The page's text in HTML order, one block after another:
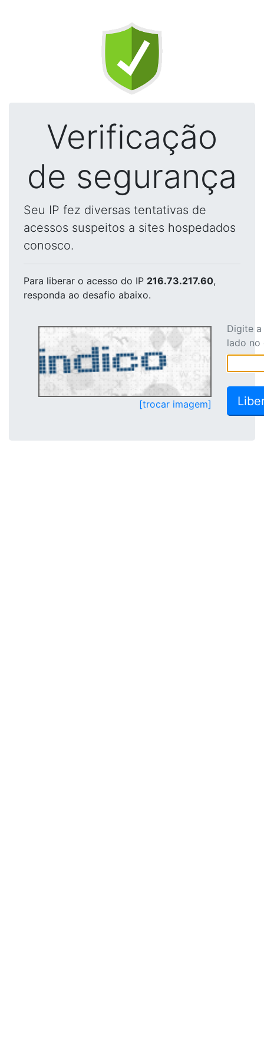
Verificação
de segurança
Seu IP fez diversas tentativas de
acessos suspeitos a sites hospedados
conosco.
Para liberar o acesso do IP 216.73.217.60,
responda ao desafio abaixo.
[trocar imagem]
Digite
lado no